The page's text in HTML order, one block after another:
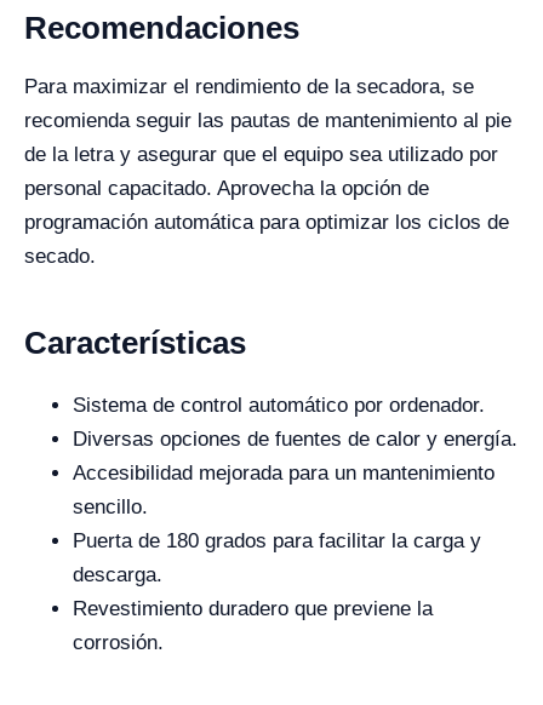
Recomendaciones
Para maximizar el rendimiento de la secadora, se
recomienda seguir las pautas de mantenimiento al pie
de la letra y asegurar que el equipo sea utilizado por
personal capacitado. Aprovecha la opción de
programación automática para optimizar los ciclos de
secado.
Características
Sistema de control automático por ordenador.
Diversas opciones de fuentes de calor y energía.
Accesibilidad mejorada para un mantenimiento
sencillo.
Puerta de 180 grados para facilitar la carga y
descarga.
Revestimiento duradero que previene la
corrosión.